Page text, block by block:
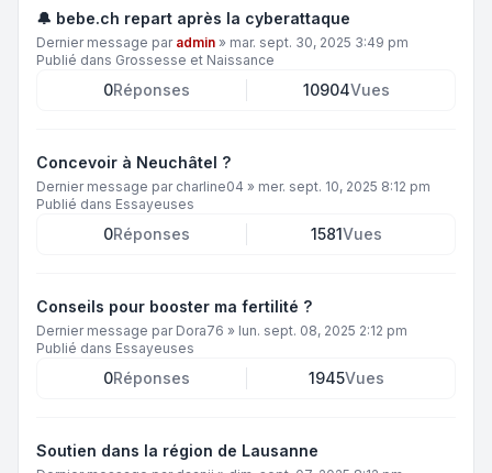
🔔 bebe.ch repart après la cyberattaque
Dernier message par admin » mar. sept. 30, 2025 3:49 pm
Publié dans Grossesse et Naissance
0Réponses 10904Vues
Concevoir à Neuchâtel ?
Dernier message par charline04 » mer. sept. 10, 2025 8:12 pm
Publié dans Essayeuses
0Réponses 1581Vues
Conseils pour booster ma fertilité ?
Dernier message par Dora76 » lun. sept. 08, 2025 2:12 pm
Publié dans Essayeuses
0Réponses 1945Vues
Soutien dans la région de Lausanne